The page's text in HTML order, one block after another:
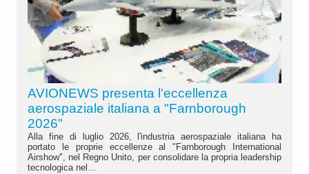
AVIONEWS presenta l'eccellenza
aerospaziale italiana a "Farnborough
2026"
Alla fine di luglio 2026, l'industria aerospaziale italiana ha
portato le proprie eccellenze al "Farnborough International
Airshow", nel Regno Unito, per consolidare la propria leadership
tecnologica nel...